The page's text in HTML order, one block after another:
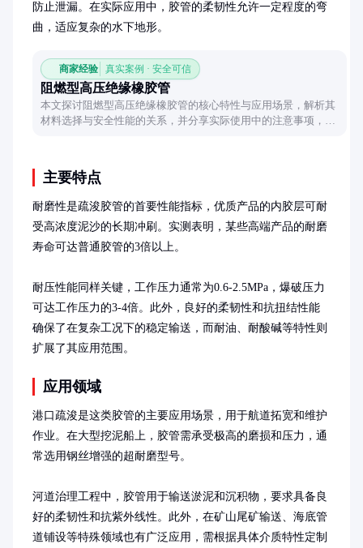
防止泄漏。在实际应用中，胶管的柔韧性允许一定程度的弯
曲，适应复杂的水下地形。
商家经验 真实案例 · 安全可信
阻燃型高压绝缘橡胶管
本文探讨阻燃型高压绝缘橡胶管的核心特性与应用场景，解析其
材料选择与安全性能的关系，并分享实际使用中的注意事项，为
主要特点
耐磨性是疏浚胶管的首要性能指标，优质产品的内胶层可耐
受高浓度泥沙的长期冲刷。实测表明，某些高端产品的耐磨
寿命可达普通胶管的3倍以上。
耐压性能同样关键，工作压力通常为0.6-2.5MPa，爆破压力
可达工作压力的3-4倍。此外，良好的柔韧性和抗扭结性能
确保了在复杂工况下的稳定输送，而耐油、耐酸碱等特性则
扩展了其应用范围。
应用领域
港口疏浚是这类胶管的主要应用场景，用于航道拓宽和维护
作业。在大型挖泥船上，胶管需承受极高的磨损和压力，通
常选用钢丝增强的超耐磨型号。
河道治理工程中，胶管用于输送淤泥和沉积物，要求具备良
好的柔韧性和抗紫外线性。此外，在矿山尾矿输送、海底管
道铺设等特殊领域也有广泛应用，需根据具体介质特性定制